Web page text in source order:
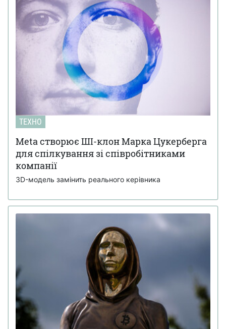
ТЕХНО
Meta створює ШІ-клон Марка Цукерберга
для спілкування зі співробітниками
компанії
3D-модель замінить реального керівника